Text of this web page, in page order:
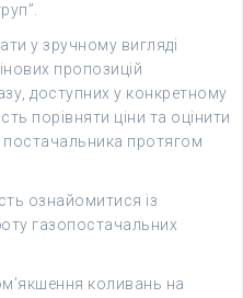
у зручному вигляді
пропозицій
доступних у конкретному
порівняти ціни та оцінити
постачальника протягом
ознайомитися із
газопостачальних
коливань на